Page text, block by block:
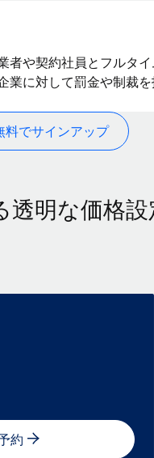
者や契約社員とフルタ
業に対して罰金や制裁を
料でサインアップ
明な価格設
約